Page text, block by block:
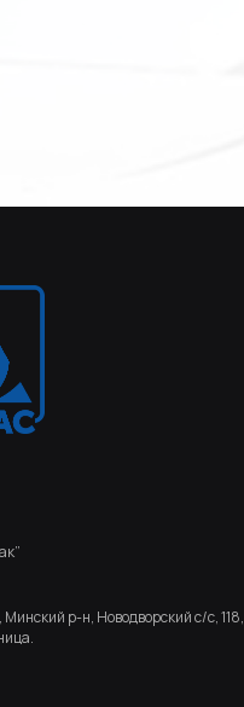
р-н, Новодворский с/с, 118,